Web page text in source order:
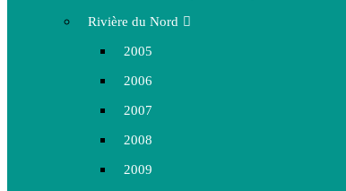
Rivière du Nord
2005
2006
2007
2008
2009